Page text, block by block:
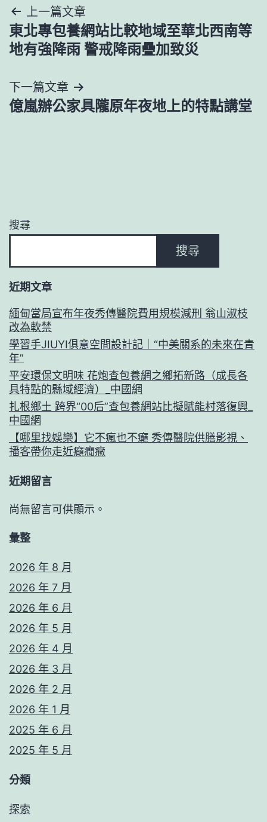
文
章
覽
上一篇文章
東北專包養網站比較地域至華北西南等
地有強降雨 警戒降雨疊加致災
下一篇文章
億嵐辦公家具隴原年夜地上的特點講堂
搜尋
搜尋
近期文章
緬甸當局宣布年夜秀傳醫院費用規模減刑 翁山淑枝
改為軟禁
學習手JIUYI俱意空間設計記｜“中美關系的未來在青
年”
平安環保文明味 花炮查包養網之鄉拓新路（成長各
具特點的縣域經濟）_中國網
扎根鄉土 跨界“00后”查包養網站比擬賦能村落復興_
中國網
【哪里找娛樂】它不瘋也不癲 秀傳醫院供膳影視、
播客帶你走近癲癇癥
近期留言
尚無留言可供顯示。
彙整
2026 年 8 月
2026 年 7 月
2026 年 6 月
2026 年 5 月
2026 年 4 月
2026 年 3 月
2026 年 2 月
2026 年 1 月
2025 年 6 月
2025 年 5 月
分類
探索